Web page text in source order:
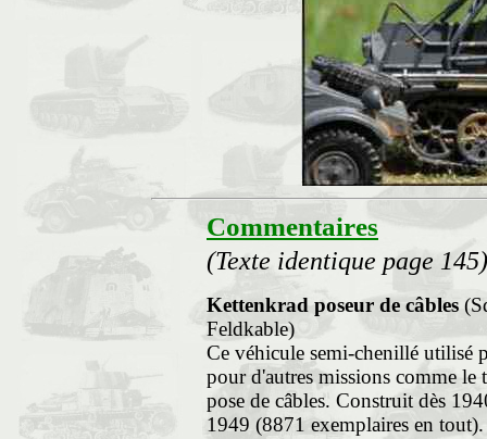
Commentaires
(Texte identique page 145)
Kettenkrad poseur de câbles
Feldkable)
Ce véhicule semi-chenillé utilisé
pour d'autres missions comme
pose de câbles. Construit dès
1949 (8871 exemplaires en tout).